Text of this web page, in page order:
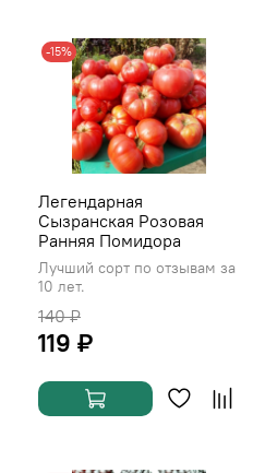
-15%
Легендарная
Сызранская Розовая
Ранняя Помидора
Лучший сорт по отзывам за
10 лет.
140 ₽
119 ₽